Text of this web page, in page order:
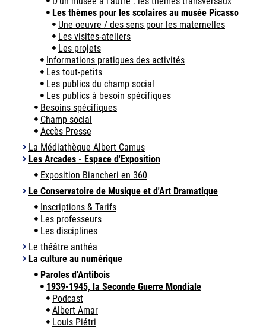
Les thèmes pour les scolaires au musée Picasso
Une oeuvre / des sens pour les maternelles
Les visites-ateliers
Les projets
Informations pratiques des activités
Les tout-petits
Les publics du champ social
Les publics à besoin spécifiques
Besoins spécifiques
Champ social
Accès Presse
La Médiathèque Albert Camus
Les Arcades - Espace d'Exposition
Exposition Biancheri en 360
Le Conservatoire de Musique et d'Art Dramatique
Inscriptions & Tarifs
Les professeurs
Les disciplines
Le théâtre anthéa
La culture au numérique
Paroles d'Antibois
1939-1945, la Seconde Guerre Mondiale
Podcast
Albert Amar
Louis Piétri